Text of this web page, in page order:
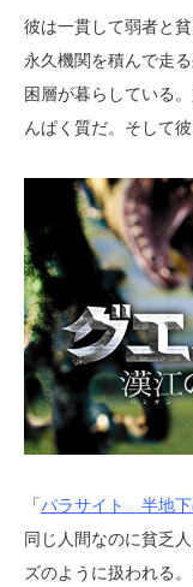
彼は一貫して弱者と
永久機関を積んで走
困層が暮らしている
んぱく質だ。そして
「パラサイト 半地下
同じ人間なのに貧乏
ズのように扱われる